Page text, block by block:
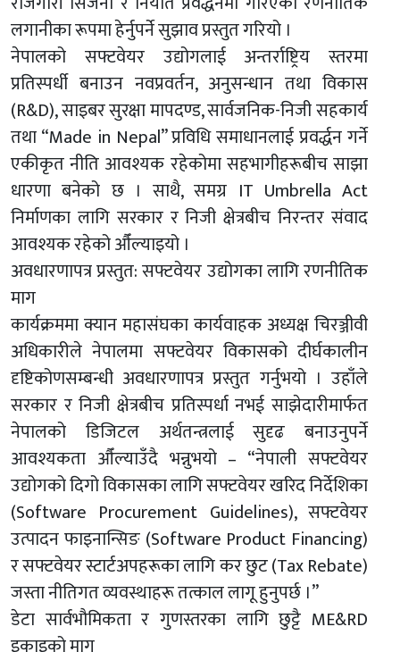
लगानीका रूपमा हेर्नुपर्ने सुझाव प्रस्तुत गरियो ।
नेपालको सफ्टवेयर उद्योगलाई अन्तर्राष्ट्रिय स्तरमा
प्रतिस्पर्धी बनाउन नवप्रवर्तन, अनुसन्धान तथा विकास
(R&D), साइबर सुरक्षा मापदण्ड, सार्वजनिक-निजी सहकार्य
तथा “Made in Nepal” प्रविधि समाधानलाई प्रवर्द्धन गर्ने
एकीकृत नीति आवश्यक रहेकोमा सहभागीहरूबीच साझा
धारणा बनेको छ । साथै, समग्र IT Umbrella Act
निर्माणका लागि सरकार र निजी क्षेत्रबीच निरन्तर संवाद
आवश्यक रहेको औँल्याइयो ।
अवधारणापत्र प्रस्तुत: सफ्टवेयर उद्योगका लागि रणनीतिक
माग
कार्यक्रममा क्यान महासंघका कार्यवाहक अध्यक्ष चिरञ्जीवी
अधिकारीले नेपालमा सफ्टवेयर विकासको दीर्घकालीन
दृष्टिकोणसम्बन्धी अवधारणापत्र प्रस्तुत गर्नुभयो । उहाँले
सरकार र निजी क्षेत्रबीच प्रतिस्पर्धा नभई साझेदारीमार्फत
नेपालको डिजिटल अर्थतन्त्रलाई सुदृढ बनाउनुपर्ने
आवश्यकता औँल्याउँदै भन्नुभयो – “नेपाली सफ्टवेयर
उद्योगको दिगो विकासका लागि सफ्टवेयर खरिद निर्देशिका
(Software Procurement Guidelines), सफ्टवेयर
उत्पादन फाइनान्सिङ (Software Product Financing)
र सफ्टवेयर स्टार्टअपहरूका लागि कर छुट (Tax Rebate)
जस्ता नीतिगत व्यवस्थाहरू तत्काल लागू हुनुपर्छ ।”
डेटा सार्वभौमिकता र गुणस्तरका लागि छुट्टै ME&RD